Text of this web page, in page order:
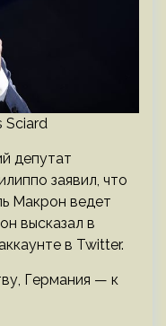
Sciard
депутат
заявил, что
Макрон ведет
высказал в
в Twitter.
Германия — к